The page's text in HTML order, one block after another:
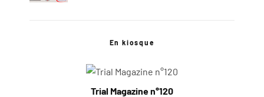
En kiosque
Trial Magazine n°120